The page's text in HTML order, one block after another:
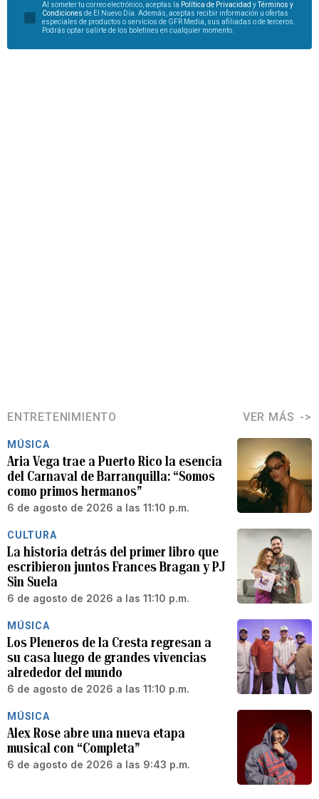
Al someter tu correo electrónico, aceptas la Política de Privacidad y
Términos y
Condiciones de El Nuevo Día. Además, aceptas recibir información u ofertas
especiales de productos o servicios de GFR Media, sus afiliadas o de terceros.
Podrás optar salirte de los boletines en cualquier momento.
ENTRETENIMIENTO VER MÁS
MÚSICA
Aria Vega trae a Puerto Rico la esencia
del Carnaval de Barranquilla: “Somos
como primos hermanos”
6 de agosto de 2026 a las 11:10 p.m.
CULTURA
La historia detrás del primer libro que
escribieron juntos Frances Bragan y PJ
Sin Suela
6 de agosto de 2026 a las 11:10 p.m.
MÚSICA
Los Pleneros de la Cresta regresan a
su casa luego de grandes vivencias
alrededor del mundo
6 de agosto de 2026 a las 11:10 p.m.
MÚSICA
Alex Rose abre una nueva etapa
musical con “Completa”
6 de agosto de 2026 a las 9:43 p.m.